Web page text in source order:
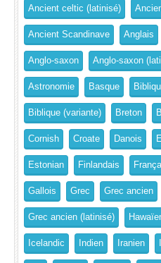
Ancient celtic (latinisé)
Ancient Scandinave Anglais
Anglo-saxon Anglo-saxon
Astronomie Basque
Biblique (variante) Breton
Cornish Croate Danois
Estonian Finlandais
Gallois Grec Grec ancien
Grec ancien (latinisé)
Icelandic Indien Iranien